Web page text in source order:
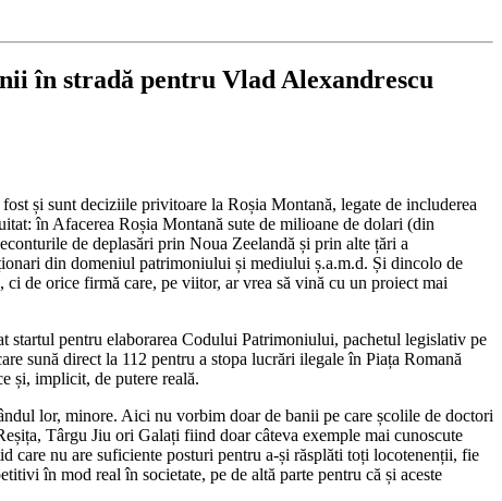
în stradă pentru Vlad Alexandrescu
și sunt deciziile privitoare la Roșia Montană, legate de includerea
în Afacerea Roșia Montană sute de milioane de dolari (din
de deplasări prin Noua Zeelandă și prin alte țări a
din domeniul patrimoniului și mediului ș.a.m.d. Și dincolo de
de orice firmă care, pe viitor, ar vrea să vină cu un proiect mai
pentru elaborarea Codului Patrimoniului, pachetul legislativ pe
sună direct la 112 pentru a stopa lucrări ilegale în Piața Romană
și, implicit, de putere reală.
lor, minore. Aici nu vorbim doar de banii pe care școlile de doctori
Târgu Jiu ori Galați fiind doar câteva exemple mai cunoscute
care nu are suficiente posturi pentru a-și răsplăti toți locotenenții, fie
în mod real în societate, pe de altă parte pentru că și aceste